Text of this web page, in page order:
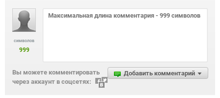
символов
999
Добавить комментарий
Вы можете комментировать
через аккаунт в соцсетях: